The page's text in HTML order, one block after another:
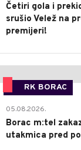
Četiri gola i
srušio Velež na
premijeri!
RK BORAC
05.08.2026.
Borac m:tel
utakmica pred